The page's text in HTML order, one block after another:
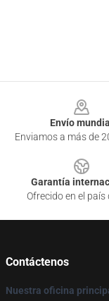
Envío mundial
Enviamos a más de
Garantía
Ofrecido en el país
Contáctenos
Nuestra oficina